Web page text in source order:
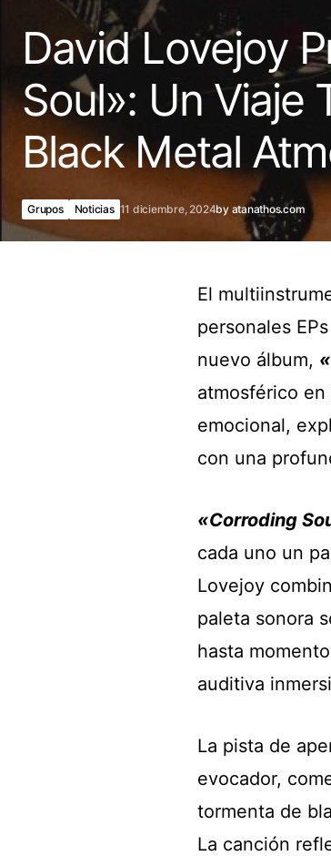
David Lovejoy
Soul»: Un Viaje
Black Metal
Grupos Noticias 11 diciembre, 2024by atanathos.com
El
personales EPs
nuevo álbum,
atmosférico
emocional,
con una
«Corroding
cada uno un
Lovejoy
paleta sonora
hasta
auditiva
La pista de
evocador,
tormenta de
La canción